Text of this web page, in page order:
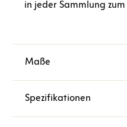
in jeder Sammlung
Maße
Spezifikationen